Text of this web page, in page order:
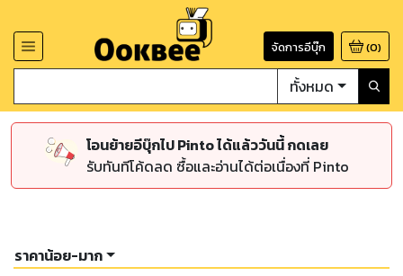
จัดการอีบุ๊ก (0)
ทั้งหมด
โอนย้ายอีบุ๊กไป Pinto ได้แล้ววันนี้ กดเลย
รับทันทีโค้ดลด ซื้อและอ่านได้ต่อเนื่องที่ Pinto
ราคาน้อย-มาก